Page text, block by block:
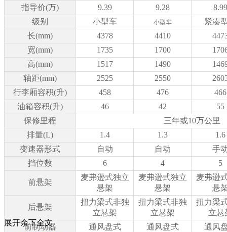
指导价(万)
9.39 9.28
8.99
级别
小型车 小型车
紧凑
长(mm)
4378 4410
宽(mm)
1735 1700
高(mm)
1517 1490
轴距(mm)
2525 2550
行李厢容积(升)
458 476
466
油箱容积(升)
46 42
55
保修里程
三年或10万公里
排量(L)
1.4 1.3
1.6
变速器形式
自动 自动
手
挡位数
6 4 5
前悬架
麦弗逊式独立
悬架
麦弗逊式独立
悬架
麦弗逊
悬
后悬架
扭力梁式非独
立悬架
扭力梁式非独
立悬架
扭力梁
立悬
前制动器
通风盘式 通风盘式
通风
展开余下全文